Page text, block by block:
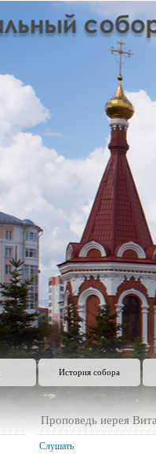
История собора
Проповедь иерея
Слушать